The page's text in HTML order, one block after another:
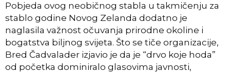
Pobjeda ovog neobičnog stabla u takmičenju za
stablo godine Novog Zelanda dodatno je
naglasila važnost očuvanja prirodne okoline i
bogatstva biljnog svijeta. Što se tiče organizacije,
Bred Čadvalader izjavio je da je “drvo koje hoda”
od početka dominiralo glasovima javnosti,